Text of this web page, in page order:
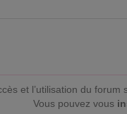
et l’utilisation du
Vous pouvez vous